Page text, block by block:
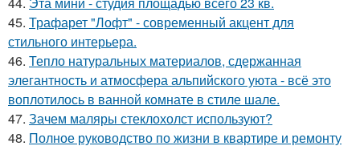
45. Трафарет "Лофт" - современный акцент для
стильного интерьера.
46. Тепло натуральных материалов, сдержанная
элегантность и атмосфера альпийского уюта - всё это
воплотилось в ванной комнате в стиле шале.
47. Зачем маляры стеклохолст используют?
48. Полное руководство по жизни в квартире и ремонту